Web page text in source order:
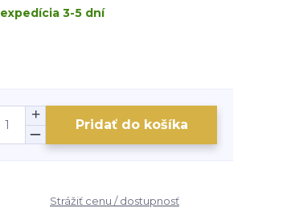
expedícia 3-5 dní
Pridať do košíka
Strážiť cenu / dostupnosť